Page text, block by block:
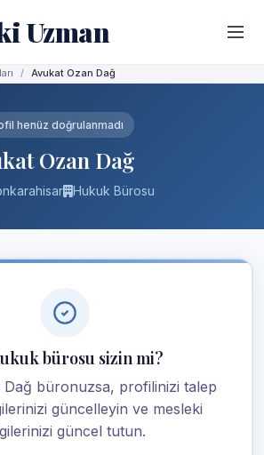
Uzman
Avukat Ozan Dağ
henüz doğrulanmadı
Ozan Dağ
Hukuk Bürosu
bürosu sizin mi?
Dağ büronuzsa, profilinizi talep
güncelleyin ve mesleki
güncel tutun.